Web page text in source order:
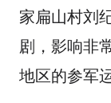
家扁山村刘
剧，影响非
地区的参军